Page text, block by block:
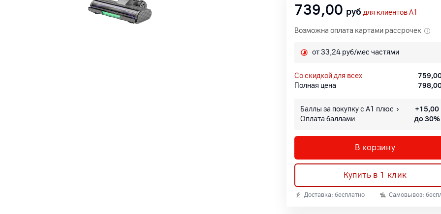
739,00 руб для клиентов A1
Возможна оплата картами рассрочек
от 33,24 руб/мес частями
со скидкой для всех
Полная цена
Баллы за покупку с А1 плюс +15,00
Оплата баллами
до 30%
В корзину
Купить в 1 клик
Доставка: бесплатно Самовывоз: